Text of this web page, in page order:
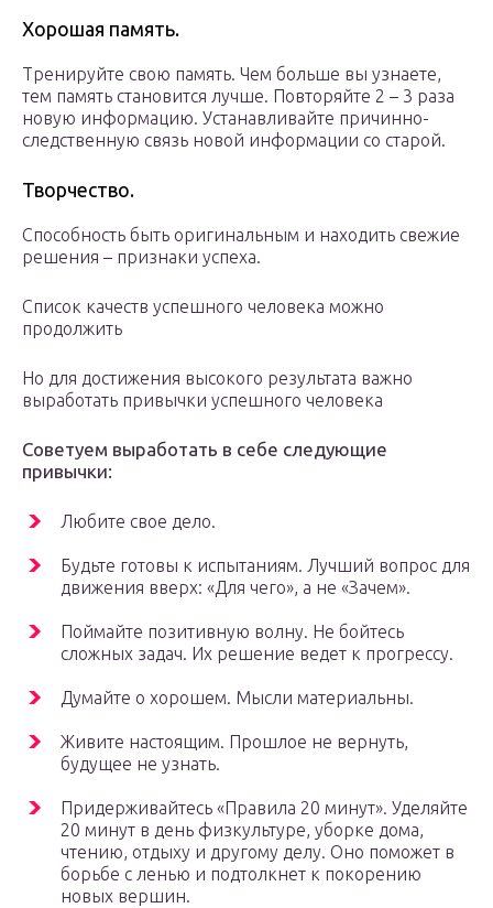
Хорошая память.
Тренируйте свою память. Чем больше вы узнаете,
тем память становится лучше. Повторяйте 2 – 3 раза
новую информацию. Устанавливайте причинно-
следственную связь новой информации со старой.
Творчество.
Способность быть оригинальным и находить свежие
решения – признаки успеха.
Список качеств успешного человека можно
продолжить
Но для достижения высокого результата важно
выработать привычки успешного человека
Советуем выработать в себе следующие
привычки:
Любите свое дело.
Будьте готовы к испытаниям. Лучший вопрос для
движения вверх: «Для чего», а не «Зачем».
Поймайте позитивную волну. Не бойтесь
сложных задач. Их решение ведет к прогрессу.
Думайте о хорошем. Мысли материальны.
Живите настоящим. Прошлое не вернуть,
будущее не узнать.
Придерживайтесь «Правила 20 минут». Уделяйте
20 минут в день физкультуре, уборке дома,
чтению, отдыху и другому делу. Оно поможет в
борьбе с ленью и подтолкнет к покорению
новых вершин.